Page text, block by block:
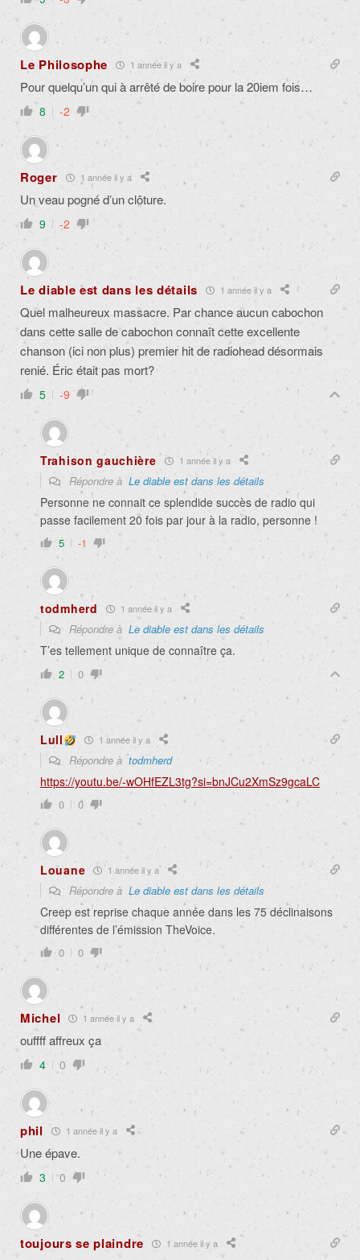
Le Philosophe 1 année il y a
Pour quelqu’un qui à arrêté de boire pour la 20iem fois…
8 -2
Roger 1 année il y a
Un veau pogné d’un clôture.
9 -2
Le diable est dans les détails 1 année il y a
Quel malheureux massacre. Par chance aucun cabochon
dans cette salle de cabochon connaît cette excellente
chanson (ici non plus) premier hit de radiohead désormais
renié. Éric était pas mort?
5 -9
Trahison gauchière 1 année il y a
Répondre à Le diable est dans les détails
Personne ne connait ce splendide succès de radio qui
passe facilement 20 fois par jour à la radio, personne !
5 -1
todmherd 1 année il y a
Répondre à Le diable est dans les détails
T’es tellement unique de connaître ça.
2 0
Lull 1 année il y a
Répondre àtodmherd
https://youtu.be/-wOHfEZL3tg?si=bnJCu2XmSz9gcaLC
0 0
Louane 1 année il y a
Répondre à Le diable est dans les détails
Creep est reprise chaque année dans les 75 déclinaisons
différentes de l’émission TheVoice.
0 0
Michel 1 année il y a
ouffff affreux ça
4 0
phil 1 année il y a
Une épave.
3 0
toujours se plaindre 1 année il y a